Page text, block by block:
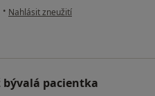
• podle názoru uživatele Pacient
Nahlásit zneužití
bývalá pacientka